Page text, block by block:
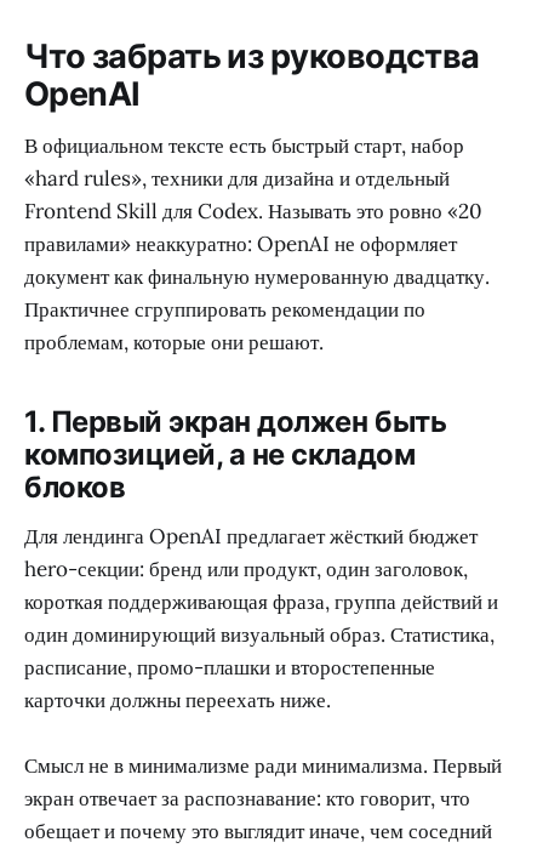
Что забрать из руководства
OpenAI
В официальном тексте есть быстрый старт, набор
«hard rules», техники для дизайна и отдельный
Frontend Skill для Codex. Называть это ровно «20
правилами» неаккуратно: OpenAI не оформляет
документ как финальную нумерованную двадцатку.
Практичнее сгруппировать рекомендации по
проблемам, которые они решают.
1. Первый экран должен быть
композицией, а не складом
блоков
Для лендинга OpenAI предлагает жёсткий бюджет
hero-секции: бренд или продукт, один заголовок,
короткая поддерживающая фраза, группа действий и
один доминирующий визуальный образ. Статистика,
расписание, промо-плашки и второстепенные
карточки должны переехать ниже.
Смысл не в минимализме ради минимализма. Первый
экран отвечает за распознавание: кто говорит, что
обещает и почему это выглядит иначе, чем соседний